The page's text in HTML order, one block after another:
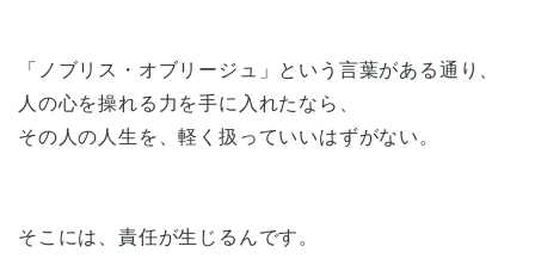
「ノブリス・オブリージュ」という言葉がある通り、
人の心を操れる力を手に入れたなら、
その人の人生を、軽く扱っていいはずがない。
そこには、責任が生じるんです。